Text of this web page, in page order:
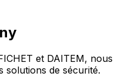
et DAITEM, nous
solutions de sécurité.